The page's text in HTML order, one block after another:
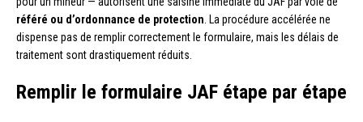
référé ou d’ordonnance de protection . La procédure accélérée ne
dispense pas de remplir correctement le formulaire, mais les délais de
traitement sont drastiquement réduits.
Remplir le formulaire JAF étape par étape